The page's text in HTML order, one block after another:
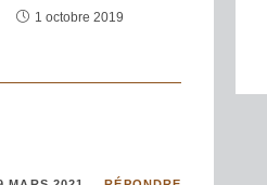
1 octobre 2019